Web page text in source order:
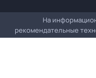
На
рекомендательные